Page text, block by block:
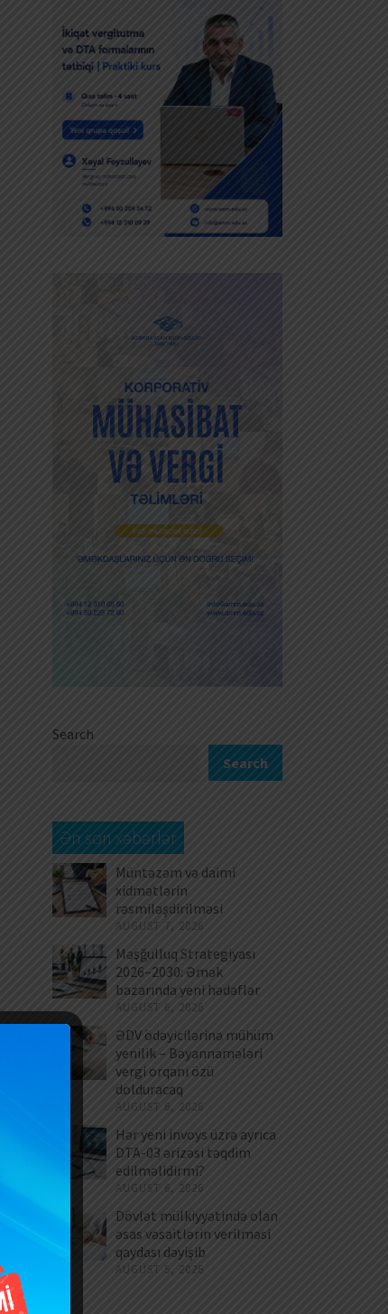
Search
Search
Ən son xəbərlər
Müntəzəm və daimi
xidmətlərin
rəsmiləşdirilməsi
AUGUST 7, 2026
Məşğulluq Strategiyası
2026–2030: Əmək
bazarında yeni hədəflər
AUGUST 6, 2026
ƏDV ödəyicilərinə mühüm
yenilik – Bəyannamələri
vergi orqanı özü
dolduracaq
AUGUST 6, 2026
Hər yeni invoys üzrə ayrıca
DTA-03 ərizəsi təqdim
edilməlidirmi?
AUGUST 6, 2026
Dövlət mülkiyyətində olan
əsas vəsaitlərin verilməsi
qaydası dəyişib
AUGUST 5, 2026